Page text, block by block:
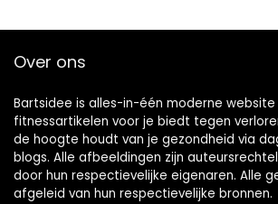
Over ons
Bartsidee is alles-in-één moderne
fitnessartikelen voor je biedt tegen
de hoogte houdt van je gezondheid via
blogs. Alle afbeeldingen zijn
door hun respectievelijke eigenaren. Alle
afgeleid van hun respectievelijke bronnen.